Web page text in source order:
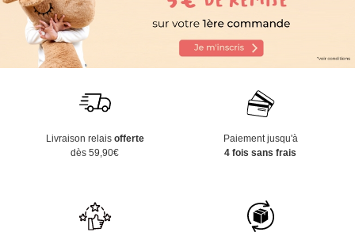
Livraison relais offerte
dès 59,90€
Paiement jusqu'à
4 fois sans frais